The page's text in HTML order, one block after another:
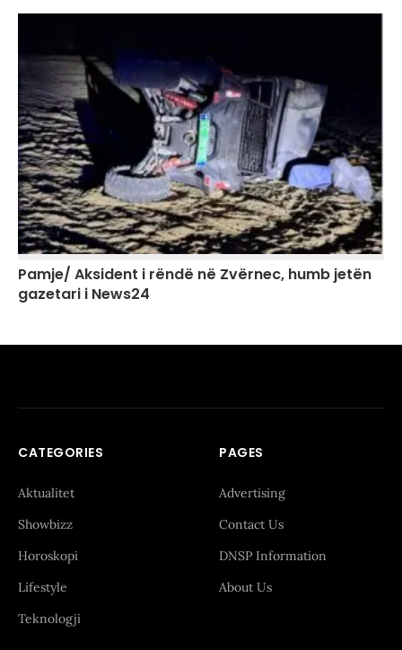
Pamje/ Aksident i rëndë në Zvërnec, humb jetën
gazetari i News24
CATEGORIES
Aktualitet
Showbizz
Horoskopi
Lifestyle
Teknologji
PAGES
Advertising
Contact Us
DNSP Information
About Us